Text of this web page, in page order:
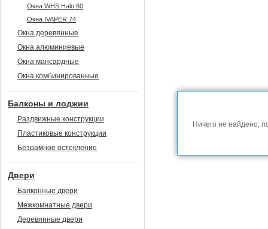
Окна WHS Halo 60
Окна IVAPER 74
Окна деревянные
Окна алюминиевые
Окна мансардные
Окна комбинированные
Балконы и лоджии
Раздвижные конструкции
Пластиковые конструкции
Безрамное остекление
Двери
Балконные двери
Межкомнатные двери
Деревянные двери
Ничего не найдено,